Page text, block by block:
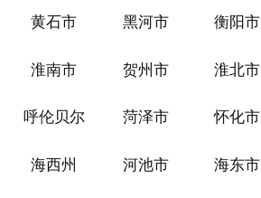
黄石市 黑河市 衡阳市
淮南市 贺州市 淮北市
呼伦贝尔 菏泽市 怀化市
海西州 河池市 海东市